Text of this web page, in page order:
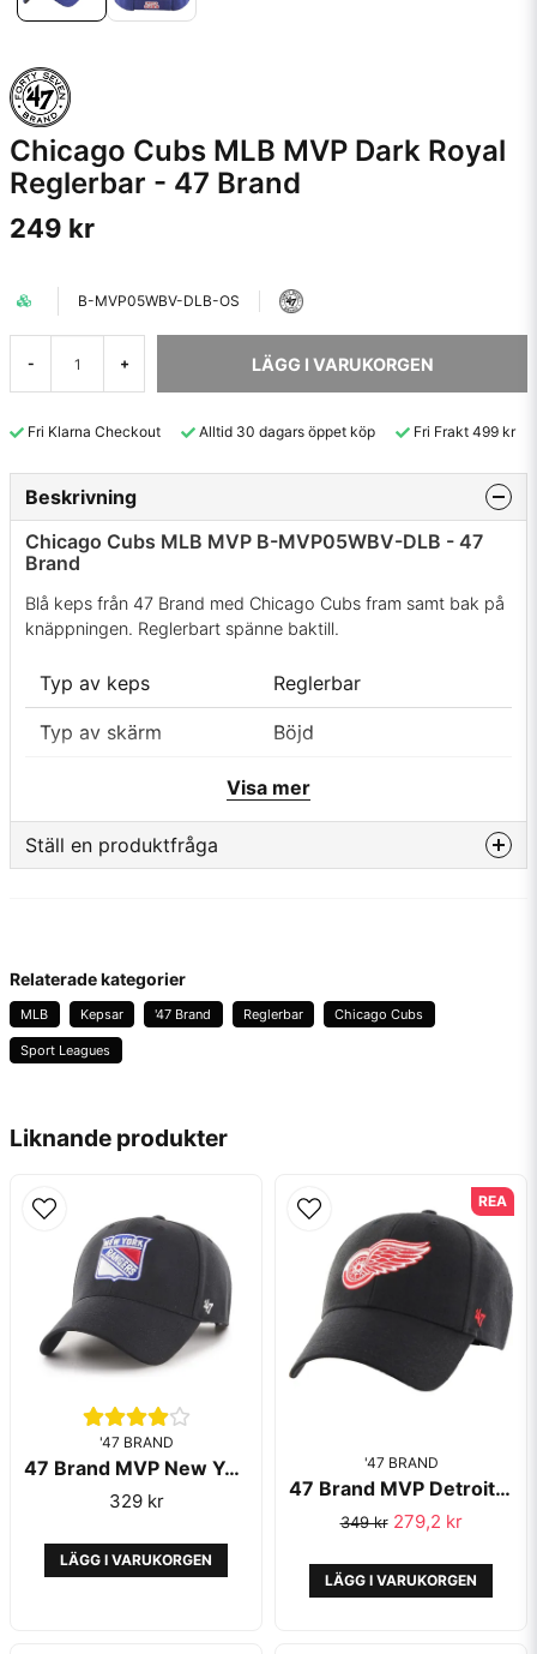
Chicago Cubs MLB MVP Dark Royal
Reglerbar - 47 Brand
249 kr
B-MVP05WBV-DLB-OS
- + LÄGG I VARUKORGEN
Fri Klarna Checkout Alltid 30 dagars öppet köp Fri Frakt 499 kr
Beskrivning
Chicago Cubs MLB MVP B-MVP05WBV-DLB - 47
Brand
Blå keps från 47 Brand med Chicago Cubs fram samt bak på
knäppningen. Reglerbart spänne baktill.
Typ av keps Reglerbar
Typ av skärm Böjd
Dark Royal
Tillverkare
Visa mer
Ställ en produktfråga
name
Namn
Mejladress
Ja, ni får publicera min fråga
Skicka fråga
Liknande produkter
'47 BRAND
47 Brand MVP New York Rangers Black
329 kr
LÄGG I VARUKORGEN
'47 BRAND
47 Brand MVP Detroit Red Wings Black
349 kr 279,2 kr
LÄGG I VARUKORGEN
REA
Relaterade kategorier
MLB Kepsar '47 Brand Reglerbar Chicago Cubs
Sport Leagues